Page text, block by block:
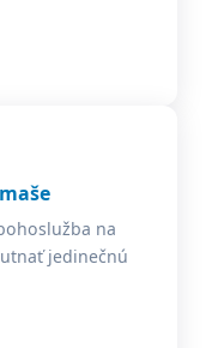
na
jedinečnú